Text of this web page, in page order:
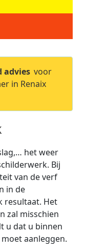
advies voor
in Renaix
het weer
Bij
van de verf
in de
resultaat. Het
zal misschien
u dat u binnen
aanleggen.